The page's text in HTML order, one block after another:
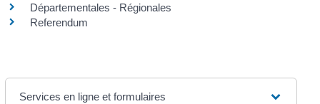
Départementales - Régionales
Referendum
Services en ligne et formulaires